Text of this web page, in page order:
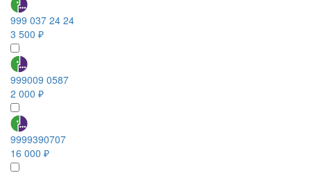
999 037 24 24
3 500 ₽
999009 0587
2 000 ₽
9999390707
16 000 ₽